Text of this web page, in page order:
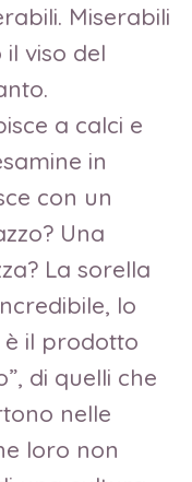
Miserabili
viso del
a calci e
in
con un
Una
La sorella
lo
è il prodotto
di quelli che
nelle
loro non